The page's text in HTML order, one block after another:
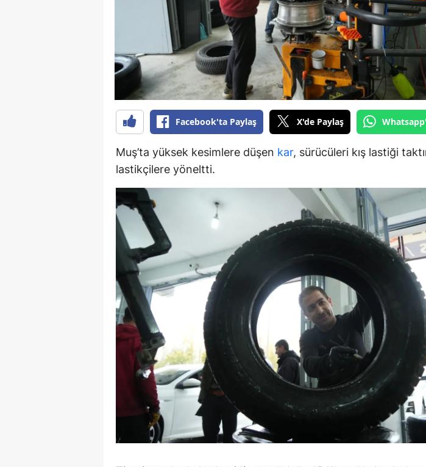
Burdur
Bursa
Çanakkale
Çankırı
Çorum
Denizli
Elazığ
Eskişehir
Gaziantep
Giresun
Gümüşhane
Isparta
Facebook'ta Paylaş X'de Paylaş
Muş’ta yüksek kesimlere düşen kar, sürücüleri kış lastiği
lastikçilere yöneltti.